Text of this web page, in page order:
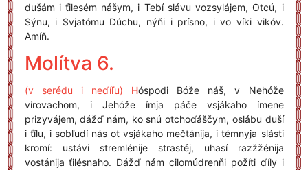
dušám i ťilesém nášym, i Tebí slávu vozsylájem, Otcú, i
Sýnu, i Svjatómu Dúchu, nýňi i prísno, i vo víki vikóv.
Amíň.
Molítva 6.
(v serédu i neďíľu) Hóspodi Bóže náš, v Nehóže
vírovachom, i Jehóže ímja páče vsjákaho ímene
prizyvájem, dážď nám, ko snú otchoďáščym, oslábu duší
i ťílu, i sobľudí nás ot vsjákaho mečtánija, i témnyja slásti
kromí: ustávi stremlénije strastéj, uhasí razžžénija
vostánija ťilésnaho. Dážď nám cilomúdrenňi požíti ďíly i